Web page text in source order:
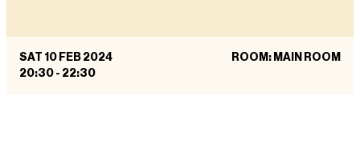
SAT 10 FEB 2024
20:30 - 22:30
ROOM: MAIN ROOM